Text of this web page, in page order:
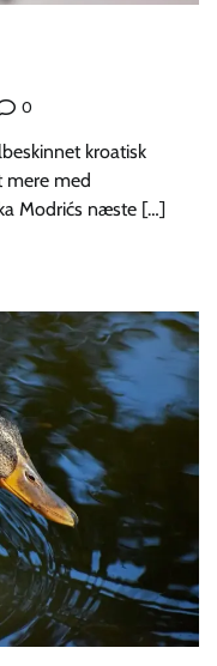
0
kroatisk
mere med
Modrićs næste […]